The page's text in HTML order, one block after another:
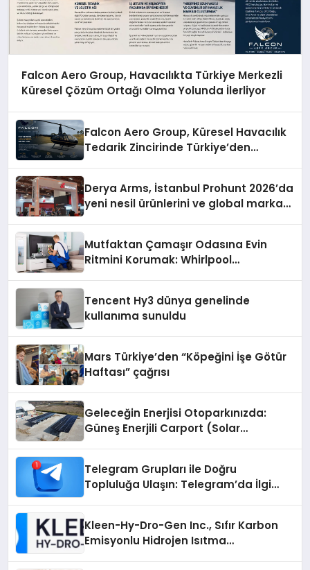
Falcon Aero Group, Havacılıkta Türkiye Merkezli
Küresel Çözüm Ortağı Olma Yolunda İlerliyor
Falcon Aero Group, Küresel Havacılık
Tedarik Zincirinde Türkiye’den
Derya Arms, İstanbul Prohunt 2026’da
yeni nesil ürünlerini ve global marka
Mutfaktan Çamaşır Odasına Evin
Ritmini Korumak: Whirlpool
Tencent Hy3 dünya genelinde
kullanıma sunuldu
Mars Türkiye’den “Köpeğini İşe Götür
Haftası” çağrısı
Geleceğin Enerjisi Otoparkınızda:
Güneş Enerjili Carport (Solar
Telegram Grupları ile Doğru
Topluluğa Ulaşın: Telegram’da İlgi
Kleen-Hy-Dro-Gen Inc., Sıfır Karbon
Emisyonlu Hidrojen Isıtma